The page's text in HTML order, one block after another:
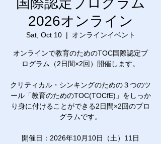
2026オンライン
Sat, Oct 10
  |
オンラインイベント
オンラインで教育のためのTOC国際認定プ
ログラム（2日間×2回）開催します。
クリティカル・シンキングのための３つのツ
ール「教育のためのTOC(TOCfE)」をしっか
り身に付けることができる2日間×2回のプロ
グラムです。
開催日：2026年10月10日（土）11日